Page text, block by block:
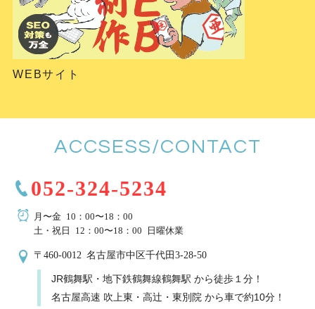
WEBサイト
ACCSESS/CONTACT
052-324-5234
月〜金 10：00〜18：00
土・祝日 12：00〜18：00 日曜休業
〒460-0012 名古屋市中区千代田3-28-50
JR鶴舞駅・地下鉄鶴舞線鶴舞駅 から徒歩１分！
名古屋高速 吹上東・高辻・東別院 から車で約10分！